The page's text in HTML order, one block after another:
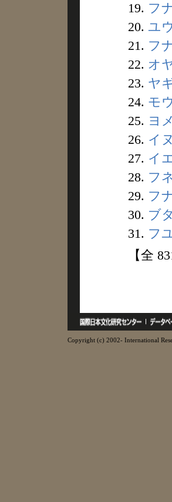
19. フ
20. ユ
21. フ
22. オ
23. ヤ
24. モ
25. ヨ
26. イ
27. イ
28. フ
29. フ
30. ブ
31. フ
【全
Copyright (c) 2002- International